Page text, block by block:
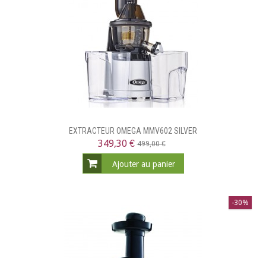
EXTRACTEUR OMEGA MMV602 SILVER
349,30 €499,00 €
Ajouter au panier
-30%